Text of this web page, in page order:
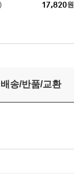
17,820원
배송/반품/교환